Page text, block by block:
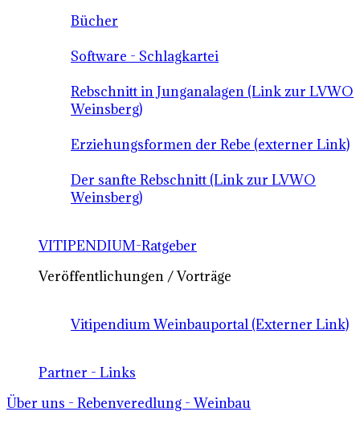
Bücher
Software - Schlagkartei
Rebschnitt in Junganalagen (Link zur LVWO
Weinsberg)
Erziehungsformen der Rebe (externer Link)
Der sanfte Rebschnitt (Link zur LVWO
Weinsberg)
VITIPENDIUM-Ratgeber
Veröffentlichungen / Vorträge
Vitipendium Weinbauportal (Externer Link)
Partner - Links
Über uns - Rebenveredlung - Weinbau